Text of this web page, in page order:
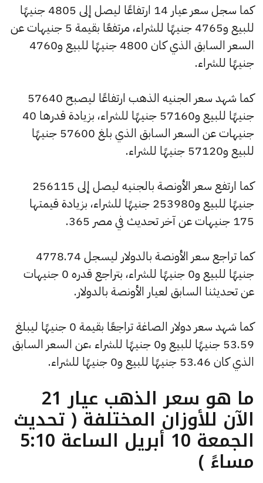
كما سجل سعر عيار 14 ارتفاعًا ليصل إلى 4805 جنيهًا
للبيع و4765 جنيهًا للشراء، مرتفعًا بقيمة 5 جنيهات عن
السعر السابق الذي كان 4800 جنيهًا للبيع و4760
جنيهًا للشراء.
كما شهد سعر الجنيه الذهب ارتفاعًا ليصبح 57640
جنيهًا للبيع و57160 جنيهًا للشراء، بزيادة قدرها 40
جنيهات عن السعر السابق الذي بلغ 57600 جنيهًا
للبيع و57120 جنيهًا للشراء.
كما ارتفع سعر الأونصة بالجنيه ليصل إلى 256115
جنيهًا للبيع و253980 جنيهًا للشراء، بزيادة قيمتها
175 جنيهات عن آخر تحديث في مصر 365.
كما تراجع سعر الأونصة بالدولار ليسجل 4778.74
جنيهًا للبيع و0 جنيهًا للشراء، بتراجع قدره 0 جنيهات
عن تحديثنا السابق لعيار الأونصة بالدولار.
كما شهد سعر دولار الصاغة تراجعًا بقيمة 0 جنيهًا ليبلغ
53.59 جنيهًا للبيع و0 جنيهًا للشراء ،عن السعر السابق
الذي كان 53.46 جنيهًا للبيع و0 جنيهًا للشراء.
ما هو سعر الذهب عيار 21
الآن للأوزان المختلفة ( تحديث
الجمعة 10 أبريل الساعة 5:10
مساءً )